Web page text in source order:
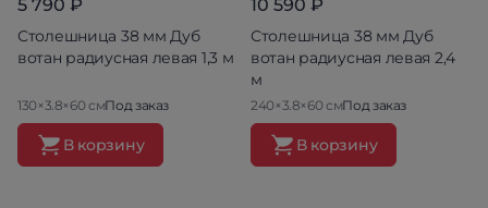
5 790 ₽
Столешница 38 мм Дуб
вотан радиусная левая 1,3 м
130×3.8×60 смПод заказ
В корзину
10 590 ₽
Столешница 38 мм Дуб
вотан радиусная левая 2,4
м
240×3.8×60 смПод заказ
В корзину